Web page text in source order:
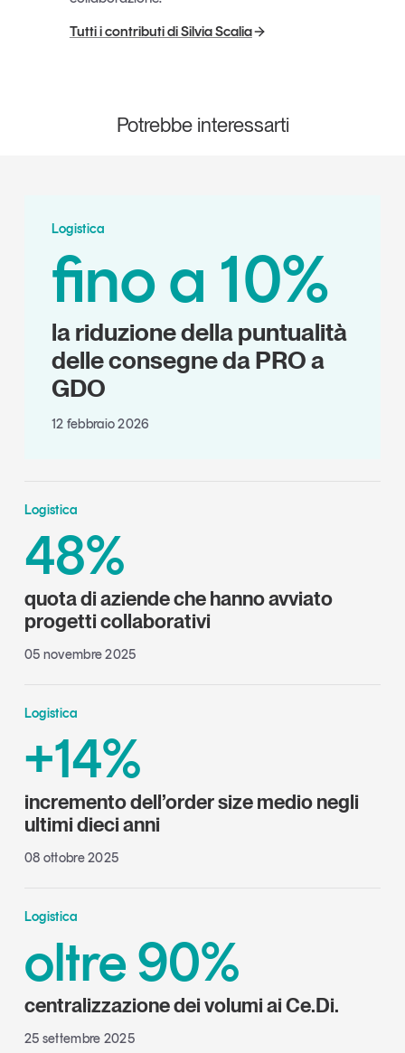
Tutti i contributi di Silvia Scalia
Potrebbe interessarti
Logistica
fino a 10%
la riduzione della puntualità
delle consegne da PRO a
GDO
12 febbraio 2026
Logistica
48%
quota di aziende che hanno avviato
progetti collaborativi
05 novembre 2025
Logistica
+14%
incremento dell’order size medio negli
ultimi dieci anni
08 ottobre 2025
Logistica
oltre 90%
centralizzazione dei volumi ai Ce.Di.
25 settembre 2025